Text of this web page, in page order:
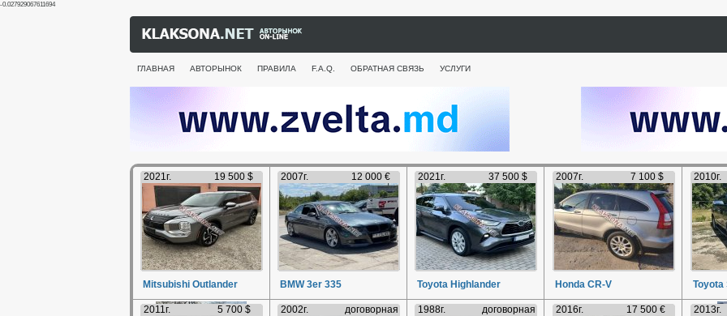
-0.027929067611694
ГЛАВНАЯ АВТОРЫНОК ПРАВИЛА F.A.Q. ОБРАТНАЯ СВЯЗЬ УСЛУГИ
2021г. 19 500 $
Mitsubishi Outlander
2007г. 12 000 €
BMW 3er 335
2021г. 37 500 $
Toyota Highlander
2007г. 7 100 $
Honda CR-V
2010г.
Toyota
2011г. 5 700 $ 2002г. договорная 1988г. договорная 2016г. 17 500 € 2013г.